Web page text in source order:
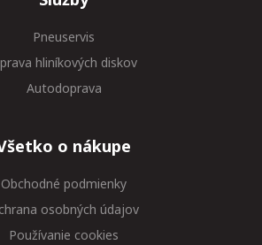
Pneuservis
hliníkových diskov
Autodoprava
o nákupe
Obchodné podmienky
osobných údajov
Používanie cookies